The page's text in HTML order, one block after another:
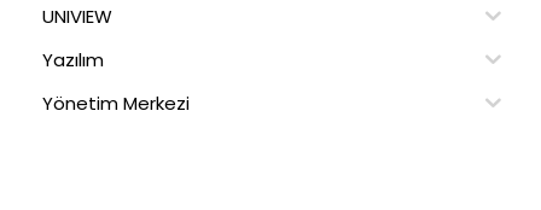
UNIVIEW
Yazılım
Yönetim Merkezi